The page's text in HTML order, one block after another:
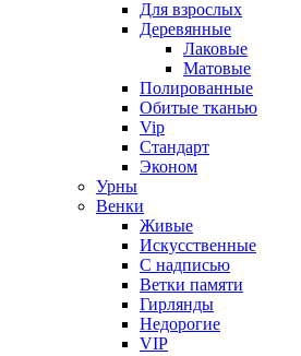
Для взрослых
Деревянные
Лаковые
Матовые
Полированные
Обитые тканью
Vip
Стандарт
Эконом
Урны
Венки
Живые
Искусственные
С надписью
Ветки памяти
Гирлянды
Недорогие
VIP